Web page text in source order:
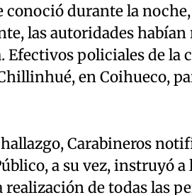
conoció durante la
las autoridades
Efectivos policiales de la
en Coihueco,
Carabineros
a su vez, instruyó a
de todas las